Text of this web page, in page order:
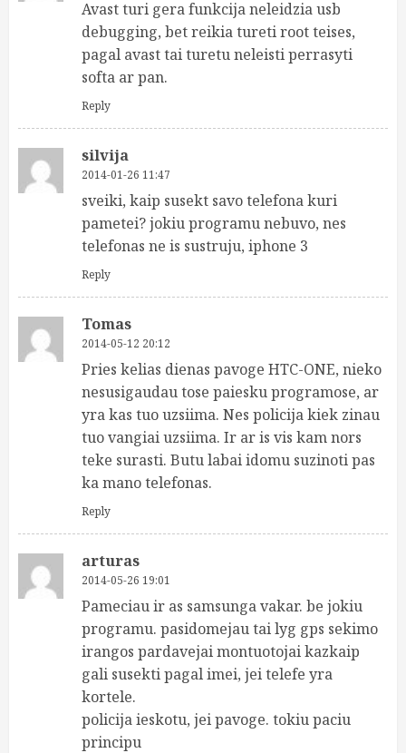
Avast turi gera funkcija neleidzia usb
debugging, bet reikia tureti root teises,
pagal avast tai turetu neleisti perrasyti
softa ar pan.
Reply
silvija
2014-01-26 11:47
sveiki, kaip susekt savo telefona kuri
pametei? jokiu programu nebuvo, nes
telefonas ne is sustruju, iphone 3
Reply
Tomas
2014-05-12 20:12
Pries kelias dienas pavoge HTC-ONE, nieko
nesusigaudau tose paiesku programose, ar
yra kas tuo uzsiima. Nes policija kiek zinau
tuo vangiai uzsiima. Ir ar is vis kam nors
teke surasti. Butu labai idomu suzinoti pas
ka mano telefonas.
Reply
arturas
2014-05-26 19:01
Pameciau ir as samsunga vakar. be jokiu
programu. pasidomejau tai lyg gps sekimo
irangos pardavejai montuotojai kazkaip
gali susekti pagal imei, jei telefe yra
kortele.
policija ieskotu, jei pavoge. tokiu paciu
principu